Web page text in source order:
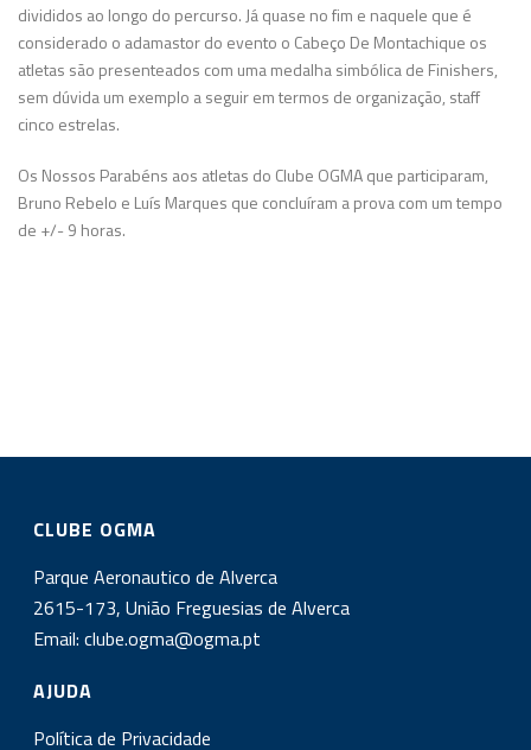
divididos ao longo do percurso. Já quase no fim e naquele que é
considerado o adamastor do evento o Cabeço De Montachique os
atletas são presenteados com uma medalha simbólica de Finishers,
sem dúvida um exemplo a seguir em termos de organização, staff
cinco estrelas.
Os Nossos Parabéns aos atletas do Clube OGMA que participaram,
Bruno Rebelo e Luís Marques que concluíram a prova com um tempo
de +/- 9 horas.
CLUBE OGMA
Parque Aeronautico de Alverca
2615-173, União Freguesias de Alverca
Email:clube.ogma@ogma.pt
AJUDA
Política de Privacidade